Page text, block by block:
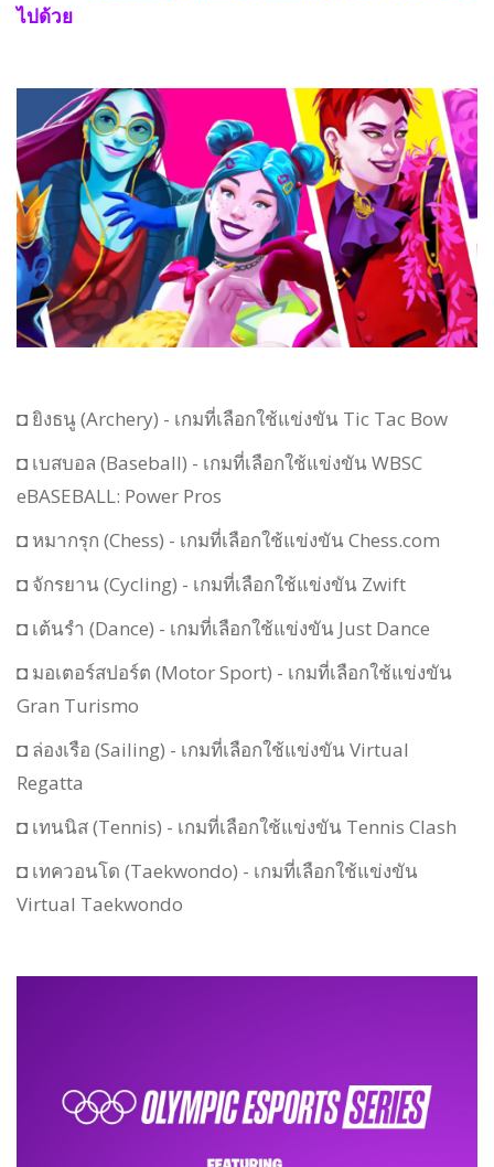
ไปด้วย
◘ ยิงธนู (Archery) - เกมที่เลือกใช้แข่งขัน Tic Tac Bow
◘ เบสบอล (Baseball) - เกมที่เลือกใช้แข่งขัน WBSC
eBASEBALL: Power Pros
◘ หมากรุก (Chess) - เกมที่เลือกใช้แข่งขัน Chess.com
◘ จักรยาน (Cycling) - เกมที่เลือกใช้แข่งขัน Zwift
◘ เต้นรำ (Dance) - เกมที่เลือกใช้แข่งขัน Just Dance
◘ มอเตอร์สปอร์ต (Motor Sport) - เกมที่เลือกใช้แข่งขัน
Gran Turismo
◘ ล่องเรือ (Sailing) - เกมที่เลือกใช้แข่งขัน Virtual
Regatta
◘ เทนนิส (Tennis) - เกมที่เลือกใช้แข่งขัน Tennis Clash
◘ เทควอนโด (Taekwondo) - เกมที่เลือกใช้แข่งขัน
Virtual Taekwondo